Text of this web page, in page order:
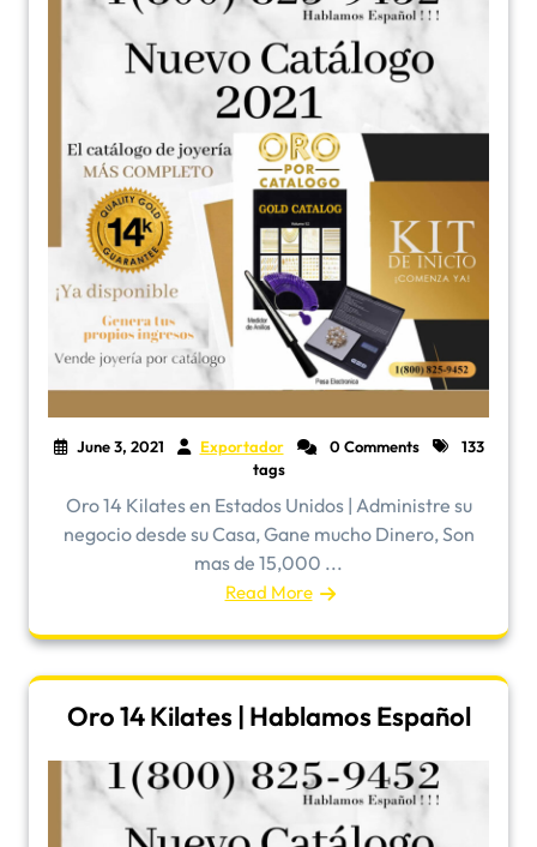
June 3, 2021 Exportador 0 Comments
133
tags
Oro 14 Kilates en Estados Unidos | Administre su
negocio desde su Casa, Gane mucho Dinero, Son
mas de 15,000 ...
Read More
Oro 14 Kilates | Hablamos Español